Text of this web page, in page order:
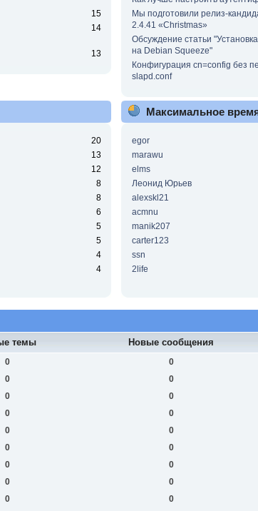
15
14
13
Мы подготовили релиз-
2.4.41 «Christmas»
Обсуждение статьи
на Debian Squeeze"
Конфигурация cn=config без
slapd.conf
20
13
12
8
8
6
5
5
4
4
Максимальное
egor
marawu
elms
Леонид Юрьев
alexskl21
acmnu
manik207
carter123
ssn
2life
темы Новые сообщения
0 0
0 0
0 0
0 0
0 0
0 0
0 0
0 0
0 0